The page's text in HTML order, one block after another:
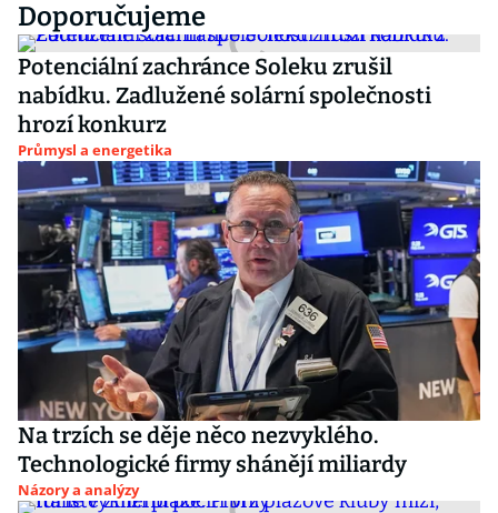
Doporučujeme
Potenciální zachránce Soleku zrušil
nabídku. Zadlužené solární společnosti
hrozí konkurz
Průmysl a energetika
Na trzích se děje něco nezvyklého.
Technologické firmy shánějí miliardy
Názory a analýzy